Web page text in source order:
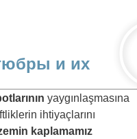
и их
yaygınlaşmasına
ihtiyaçlarını
kaplamamız